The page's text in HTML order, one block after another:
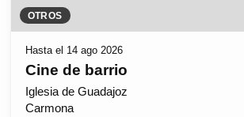
OTROS
Hasta el 14 ago 2026
Cine de barrio
Iglesia de Guadajoz
Carmona